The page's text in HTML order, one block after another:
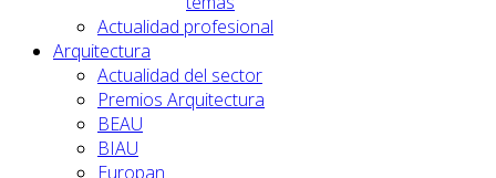
Actualidad profesional
Arquitectura
Actualidad del sector
Premios Arquitectura
BEAU
BIAU
Europan